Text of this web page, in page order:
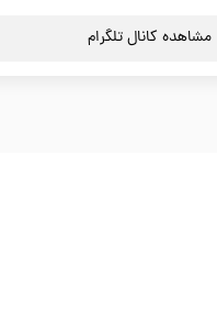
مشاهده کانال تلگرام